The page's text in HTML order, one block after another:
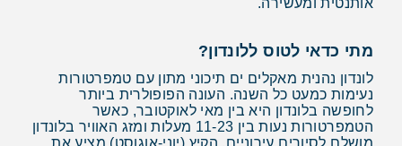
אותנטית ומעשירה.
מתי כדאי לטוס ללונדון?
לונדון נהנית מאקלים ים תיכוני מתון עם טמפרטורות
נעימות כמעט כל השנה. העונה הפופולרית ביותר
לחופשה בלונדון היא בין מאי לאוקטובר, כאשר
הטמפרטורות נעות בין 11-23 מעלות ומזג האוויר בלונדון
מושלם לסיורים עירוניים. הקיץ (יוני-אוגוסט) מציע את